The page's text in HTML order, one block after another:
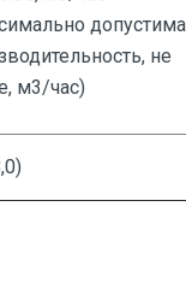
не
м3/час)